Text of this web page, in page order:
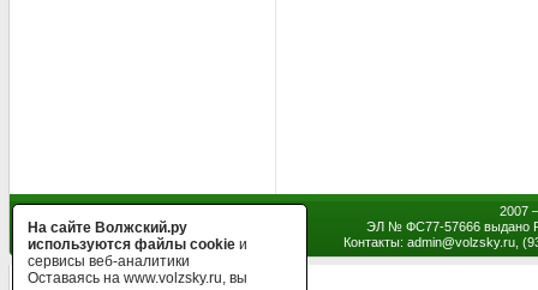
2007
ЭЛ № ФС77-57666 выдано
Контакты: admin@volzsky.ru,
На сайте Волжский.ру
используются файлы cookie и
сервисы веб-аналитики
Оставаясь на www.volzsky.ru, вы